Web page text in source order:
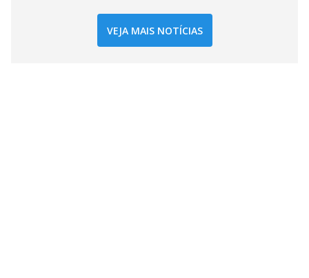
VEJA MAIS NOTÍCIAS